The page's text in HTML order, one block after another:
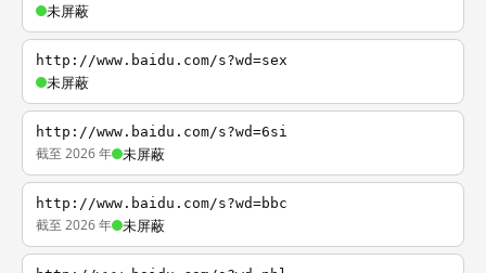
未屏蔽
http://www.baidu.com/s?wd=sex
未屏蔽
http://www.baidu.com/s?wd=6si
截至 2026 年 未屏蔽
http://www.baidu.com/s?wd=bbc
截至 2026 年 未屏蔽